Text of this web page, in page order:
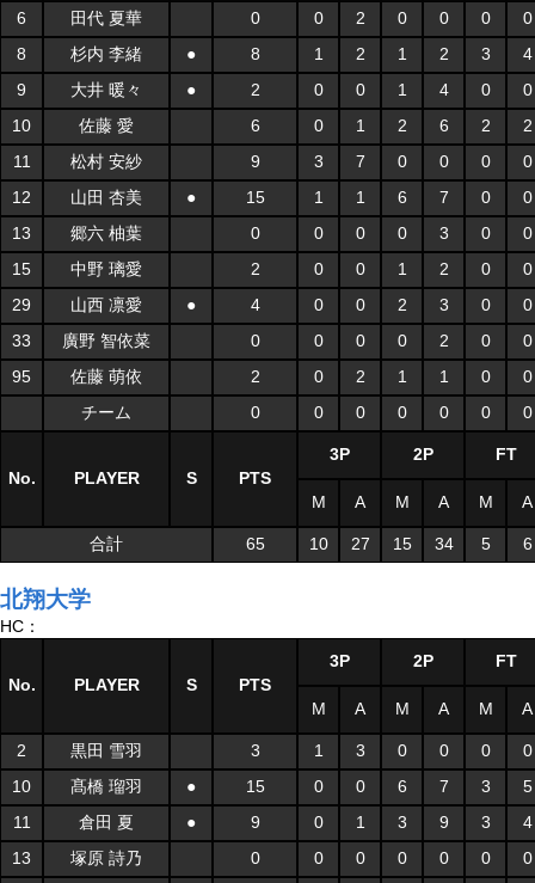
6
田代 夏華 0 0 2 0 0 0
0
8
杉内 李緒 ● 8 1 2 1 2 3
4
9
大井 暖々 ● 2 0 0 1 4 0
0
10
佐藤 愛 6 0 1 2 6 2
2
11
松村 安紗 9 3 7 0 0 0
0
12
山田 杏美 ● 15 1 1 6 7 0
0
13
郷六 柚葉 0 0 0 0 3 0
0
15
中野 璃愛 2 0 0 1 2 0
0
29
山西 凛愛 ● 4 0 0 2 3 0
0
33
廣野 智依菜 0 0 0 0 2 0
0
95
佐藤 萌依 2 0 2 1 1 0
0
チーム
0 0 0 0 0 0 0
No. PLAYER S PTS
3P 2P FT
M A M A M A
合計 65 10 27 15 34 5 6
北翔大学
HC：
No. PLAYER S PTS
3P 2P FT
M A M A M A
2 黒田 雪羽 3 1 3 0 0 0
0
10
髙橋 瑠羽 ● 15 0 0 6 7 3
5
11
倉田 夏 ● 9 0 1 3 9 3
4
13
塚原 詩乃 0 0 0 0 0 0
0